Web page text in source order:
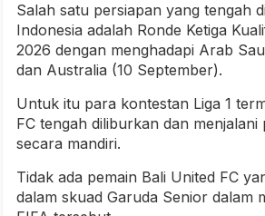
Salah satu persiapan yang tengah
Indonesia adalah Ronde Ketiga
2026 dengan menghadapi Arab
dan Australia (10 September).
Untuk itu para kontestan Liga 1
FC tengah diliburkan dan
secara mandiri.
Tidak ada pemain Bali United FC
dalam skuad Garuda Senior dalam